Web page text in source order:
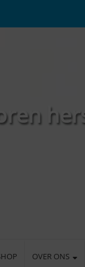
OVER ONS